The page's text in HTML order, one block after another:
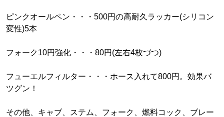
ピンクオールペン・・・500円の高耐久ラッカー(シリコン
変性)5本
フォーク10円強化・・・80円(左右4枚づつ)
フューエルフィルター・・・ホース入れて800円。効果バ
ツグン！
その他、キャブ、ステム、フォーク、燃料コック、ブレー